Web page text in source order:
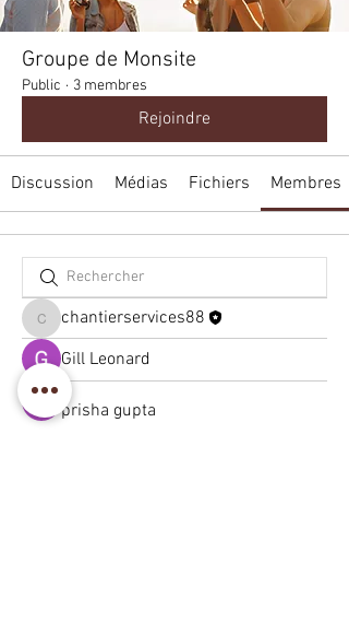
Groupe de Monsite
Public · 3 membres
Rejoindre
Discussion Médias Fichiers Membres
chantierservices88
chantierservices88
Gill Leonard
prisha gupta